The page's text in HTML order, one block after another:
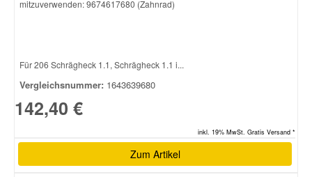
mitzuverwenden: 9674617680 (Zahnrad)
Für 206 Schrägheck 1.1, Schrägheck 1.1 i...
Vergleichsnummer: 1643639680
142,40 €
inkl. 19% MwSt. Gratis Versand *
Zum Artikel